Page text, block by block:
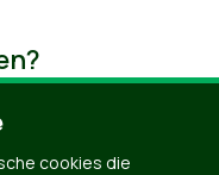
cookies die